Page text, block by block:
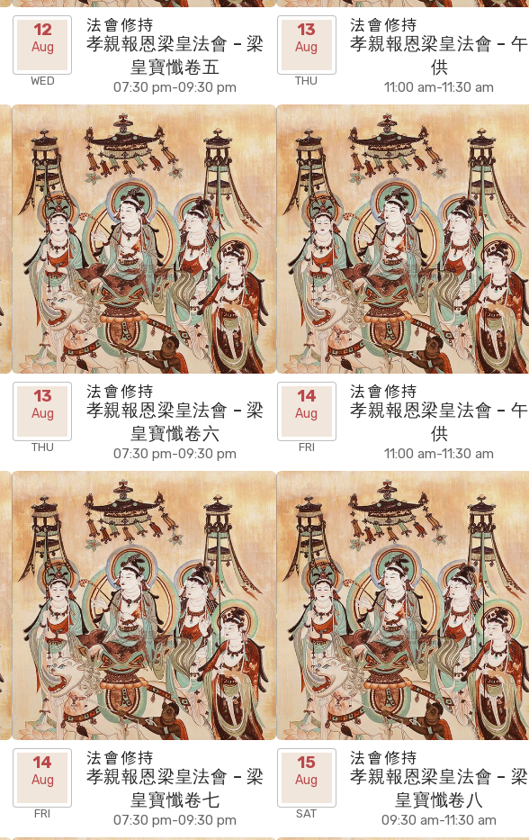
12
Aug
WED
法會修持
孝親報恩梁皇法會 – 梁
皇寶懺卷五
07:30 pm-09:30 pm
13
Aug
THU
法會修持
孝親報恩梁皇法會 – 午
供
11:00 am-11:30 am
13
Aug
THU
法會修持
孝親報恩梁皇法會 – 梁
皇寶懺卷六
07:30 pm-09:30 pm
14
Aug
FRI
法會修持
孝親報恩梁皇法會 – 午
供
11:00 am-11:30 am
14
Aug
FRI
法會修持
孝親報恩梁皇法會 – 梁
皇寶懺卷七
07:30 pm-09:30 pm
15
Aug
SAT
法會修持
孝親報恩梁皇法會 – 梁
皇寶懺卷八
09:30 am-11:30 am